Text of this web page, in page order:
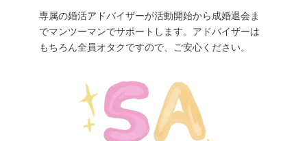
専属の婚活アドバイザーが活動開始から成婚退会ま
でマンツーマンでサポートします。アドバイザーは
もちろん全員オタクですので、ご安心ください。